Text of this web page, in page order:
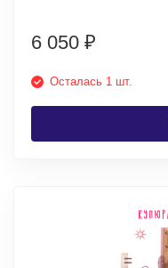
6 050 ₽
Осталась 1 шт.